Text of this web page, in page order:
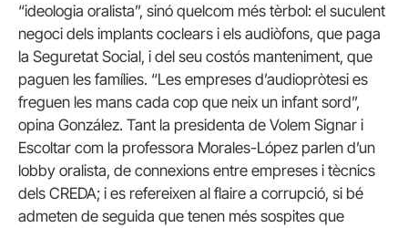
“ideologia oralista”, sinó quelcom més tèrbol: el suculent
negoci dels implants coclears i els audiòfons, que paga
la Seguretat Social, i del seu costós manteniment, que
paguen les famílies. “Les empreses d’audiopròtesi es
freguen les mans cada cop que neix un infant sord”,
opina González. Tant la presidenta de Volem Signar i
Escoltar com la professora Morales-López parlen d’un
lobby oralista, de connexions entre empreses i tècnics
dels CREDA; i es refereixen al flaire a corrupció, si bé
admeten de seguida que tenen més sospites que